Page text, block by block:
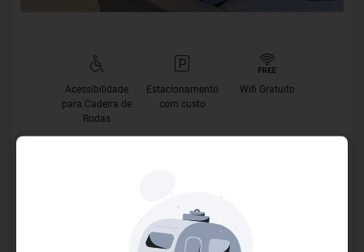
Acessibilidade
para Cadeira de
Rodas
Estacionamento
com custo
Wifi Gratuito
**GOLDEN TULIP SÃO JOSÉ DOS CAMPOS (antigo Golden